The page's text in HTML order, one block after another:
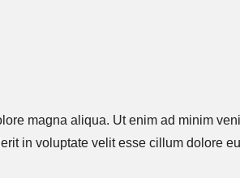
magna aliqua. Ut enim ad minim
in voluptate velit esse cillum dolore